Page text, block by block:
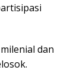
dan